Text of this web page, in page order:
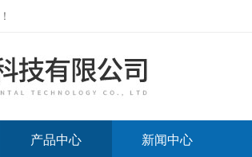
！
产品中心 新闻中心